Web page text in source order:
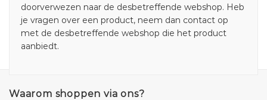
doorverwezen naar de desbetreffende webshop. Heb
je vragen over een product, neem dan contact op
met de desbetreffende webshop die het product
aanbiedt.
Waarom shoppen via ons?